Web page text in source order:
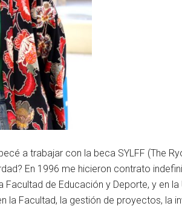
a trabajar con la beca SYLFF (The
En 1996 me hicieron contrato
de Educación y Deporte, y en
la Facultad, la gestión de proyectos, la